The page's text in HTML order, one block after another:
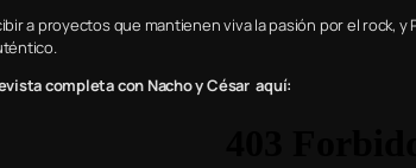
a proyectos que mantienen viva la pasión por el rock, y
completa con Nacho y César aquí: